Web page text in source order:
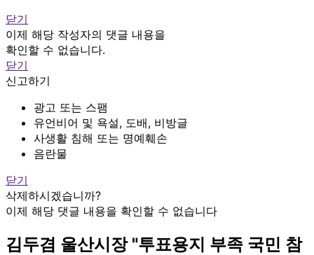
닫기
이제 해당 작성자의 댓글 내용을
확인할 수 없습니다.
닫기
신고하기
광고 또는 스팸
유언비어 및 욕설, 도배, 비방글
사생활 침해 또는 명예훼손
음란물
닫기
삭제하시겠습니까?
이제 해당 댓글 내용을 확인할 수 없습니다
김두겸 울산시장 "투표용지 부족 국민 참